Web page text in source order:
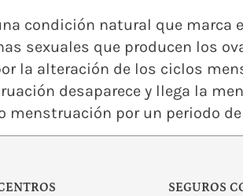
condición natural que marca
sexuales que producen los
la alteración de los ciclos
desaparece y llega la
menstruación por un periodo
SEGUROS